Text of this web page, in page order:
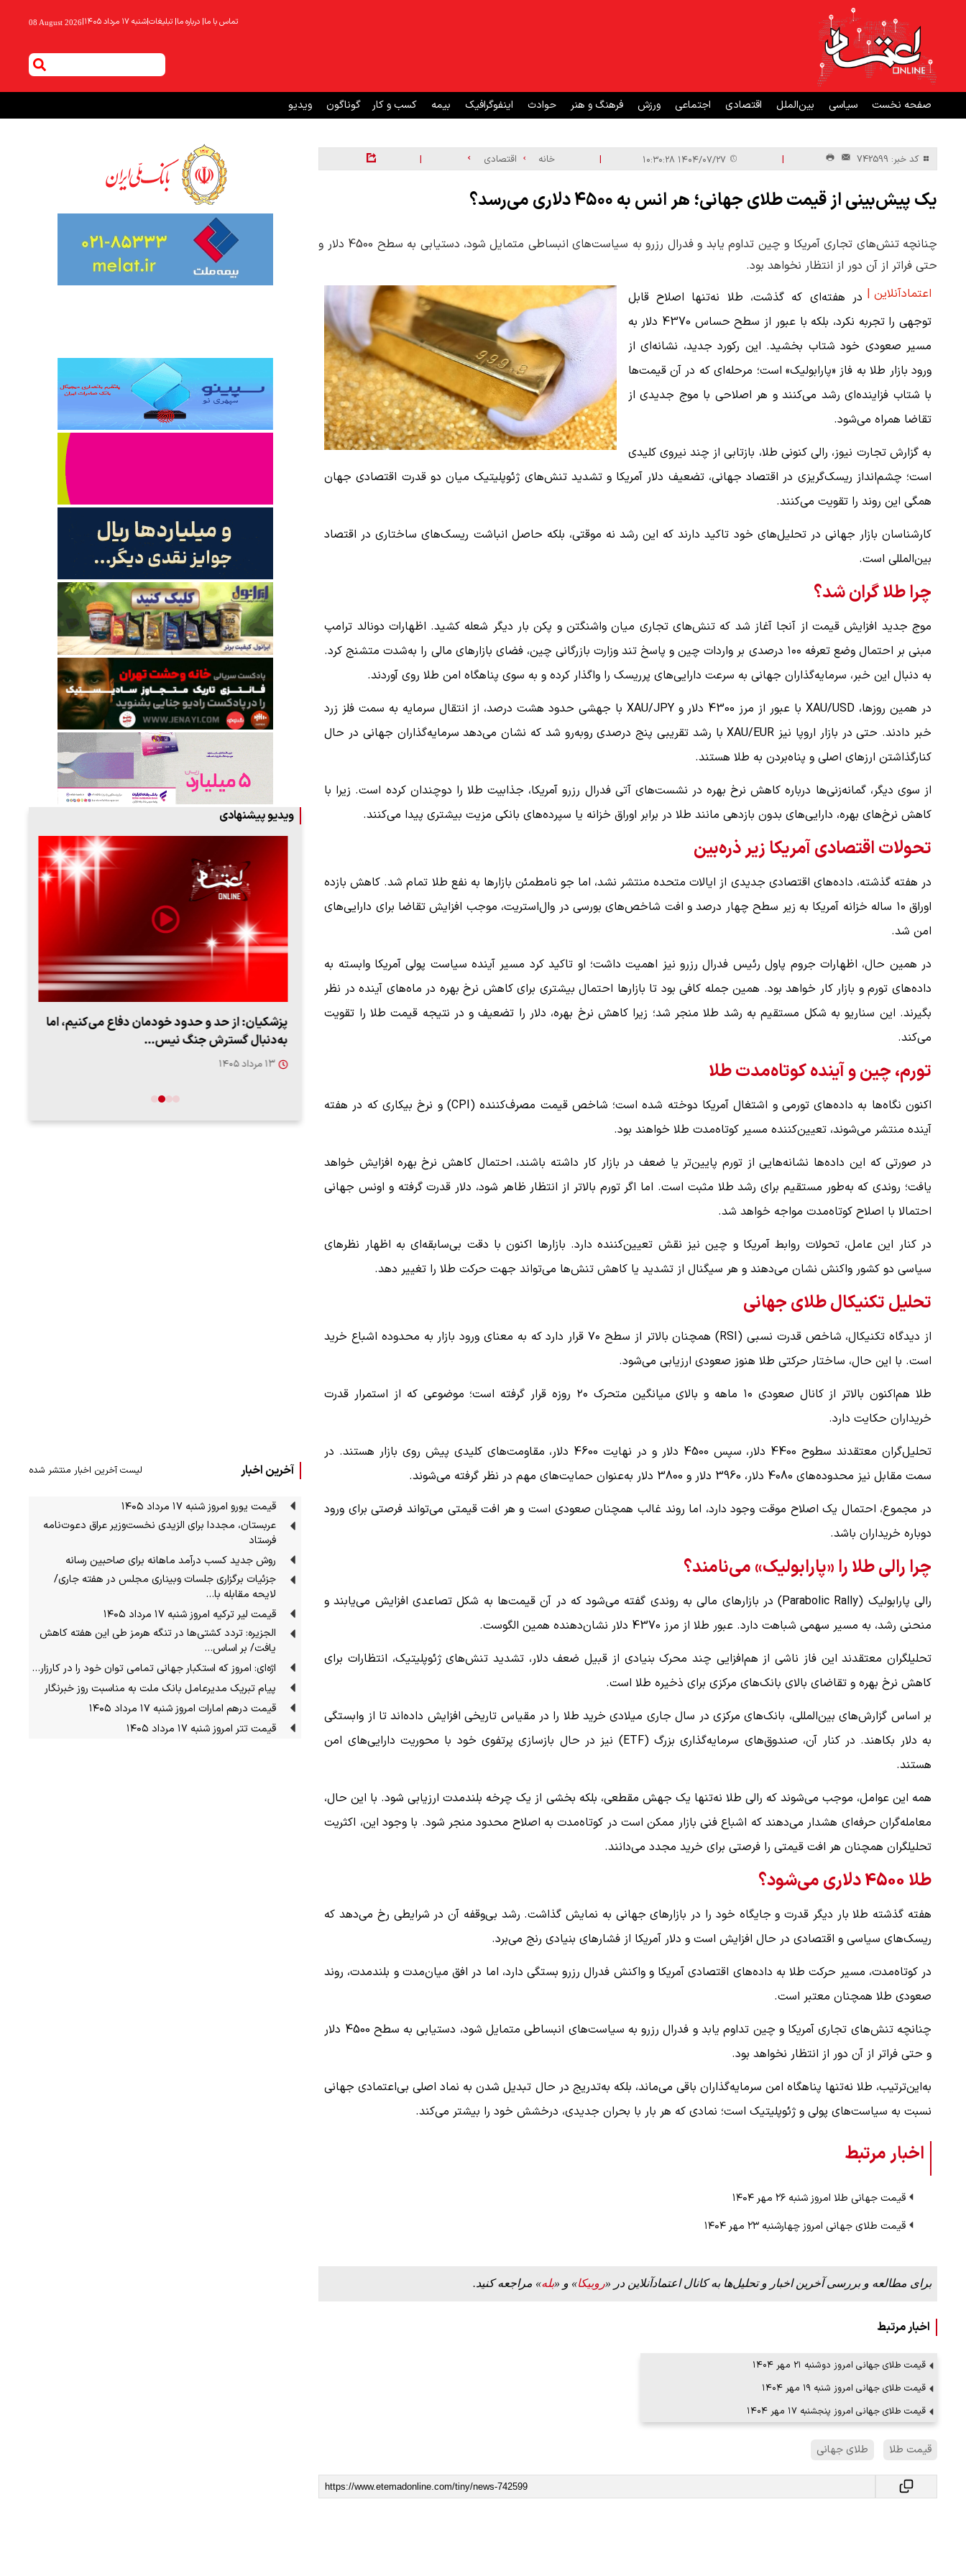
تماس با ما| درباره ما| تبلیغات|شنبه ۱۷ مرداد ۱۴۰۵ |
08 August 2026
صفحه نخست سیاسی بین‌الملل اقتصادی اجتماعی ورزش فرهنگ و هنر حوادث اینفوگرافیک بیمه کسب و کار گوناگون ویدیو
کد خبر: 742599 |
| خانه اقتصادی |
یک پیش‌بینی از قیمت طلای جهانی؛ هر انس به ۴۵۰۰ دلاری می‌رسد؟
چنانچه تنش‌های تجاری آمریکا و چین تداوم یابد و فدرال رزرو به سیاست‌های انبساطی متمایل شود، دستیابی به سطح 4500 دلار و
حتی فراتر از آن دور از انتظار نخواهد بود.
اعتمادآنلاین | در هفته‌ای که گذشت، طلا نه‌تنها اصلاح قابل
توجهی را تجربه نکرد، بلکه با عبور از سطح حساس 4370 دلار به
مسیر صعودی خود شتاب بخشید. این رکورد جدید، نشانه‌ای از
ورود بازار طلا به فاز «پارابولیک» است؛ مرحله‌ای که در آن قیمت‌ها
با شتاب فزاینده‌ای رشد می‌کنند و هر اصلاحی با موج جدیدی از
تقاضا همراه می‌شود.
به گزارش تجارت نیوز، رالی کنونی طلا، بازتابی از چند نیروی کلیدی
است؛ چشم‌انداز ریسک‌گریزی در اقتصاد جهانی، تضعیف دلار آمریکا و تشدید تنش‌های ژئوپلیتیک میان دو قدرت اقتصادی جهان
همگی این روند را تقویت می‌کنند.
کارشناسان بازار جهانی در تحلیل‌های خود تاکید دارند که این رشد نه موقتی، بلکه حاصل انباشت ریسک‌های ساختاری در اقتصاد
بین‌المللی است.
چرا طلا گران شد؟
موج جدید افزایش قیمت از آنجا آغاز شد که تنش‌های تجاری میان واشنگتن و پکن بار دیگر شعله‌ کشید. اظهارات دونالد ترامپ
مبنی بر احتمال وضع تعرفه ۱۰۰ درصدی بر واردات چین و پاسخ تند وزارت بازرگانی چین، فضای بازارهای مالی را به‌شدت متشنج کرد.
به دنبال این خبر، سرمایه‌گذاران جهانی به سرعت دارایی‌های پرریسک را واگذار کرده و به سوی پناهگاه امن طلا روی آوردند.
در همین روزها، XAU/USD با عبور از مرز 4300 دلار و XAU/JPY با جهشی حدود هشت درصد، از انتقال سرمایه به سمت فلز زرد
خبر دادند. حتی در بازار اروپا نیز XAU/EUR با رشد تقریبی پنج درصدی روبه‌رو شد که نشان می‌دهد سرمایه‌گذاران جهانی در حال
کنارگذاشتن ارزهای اصلی و پناه‌بردن به طلا هستند.
از سوی دیگر، گمانه‌زنی‌ها درباره کاهش نرخ بهره در نشست‌های آتی فدرال رزرو آمریکا، جذابیت طلا را دوچندان کرده است. زیرا با
کاهش نرخ‌های بهره، دارایی‌های بدون بازدهی مانند طلا در برابر اوراق خزانه یا سپرده‌های بانکی مزیت بیشتری پیدا می‌کنند.
تحولات اقتصادی آمریکا زیر ذره‌بین
در هفته گذشته، داده‌های اقتصادی جدیدی از ایالات متحده منتشر نشد، اما جو نامطمئن بازارها به نفع طلا تمام شد. کاهش بازده
اوراق ۱۰ ساله خزانه آمریکا به زیر سطح چهار درصد و افت شاخص‌های بورسی در وال‌استریت، موجب افزایش تقاضا برای دارایی‌های
امن شد.
در همین حال، اظهارات جروم پاول رئیس فدرال رزرو نیز اهمیت داشت؛ او تاکید کرد مسیر آینده سیاست پولی آمریکا وابسته به
داده‌های تورم و بازار کار خواهد بود. همین جمله کافی بود تا بازارها احتمال بیشتری برای کاهش نرخ بهره در ماه‌های آینده در نظر
بگیرند. این سناریو به شکل مستقیم به رشد طلا منجر شد؛ زیرا کاهش نرخ بهره، دلار را تضعیف و در نتیجه قیمت طلا را تقویت
می‌کند.
تورم، چین و آینده کوتاه‌مدت طلا
اکنون نگاه‌ها به داده‌های تورمی و اشتغال آمریکا دوخته شده است؛ شاخص قیمت مصرف‌کننده (CPI) و نرخ بیکاری که در هفته
آینده منتشر می‌شوند، تعیین‌کننده مسیر کوتاه‌مدت طلا خواهند بود.
در صورتی که این داده‌ها نشانه‌هایی از تورم پایین‌تر یا ضعف در بازار کار داشته باشند، احتمال کاهش نرخ بهره افزایش خواهد
یافت؛ روندی که به‌طور مستقیم برای رشد طلا مثبت است. اما اگر تورم بالاتر از انتظار ظاهر شود، دلار قدرت گرفته و اونس جهانی
احتمالا با اصلاح کوتاه‌مدت مواجه خواهد شد.
در کنار این عامل، تحولات روابط آمریکا و چین نیز نقش تعیین‌کننده دارد. بازارها اکنون با دقت بی‌سابقه‌ای به اظهار نظرهای
سیاسی دو کشور واکنش نشان می‌دهند و هر سیگنال از تشدید یا کاهش تنش‌ها می‌تواند جهت حرکت طلا را تغییر دهد.
تحلیل تکنیکال طلای جهانی
از دیدگاه تکنیکال، شاخص قدرت نسبی (RSI) همچنان بالاتر از سطح ۷۰ قرار دارد که به معنای ورود بازار به محدوده اشباع خرید
است. با این حال، ساختار حرکتی طلا هنوز صعودی ارزیابی می‌شود.
طلا هم‌اکنون بالاتر از کانال صعودی ۱۰ ماهه و بالای میانگین متحرک ۲۰ روزه قرار گرفته است؛ موضوعی که از استمرار قدرت
خریداران حکایت دارد.
تحلیل‌گران معتقدند سطوح 4400 دلار، سپس 4500 دلار و در نهایت 4600 دلار، مقاومت‌های کلیدی پیش ‌روی بازار هستند. در
سمت مقابل نیز محدوده‌های 4080 دلار، 3960 دلار و 3800 دلار به‌عنوان حمایت‌های مهم در نظر گرفته می‌شوند.
در مجموع، احتمال یک اصلاح موقت وجود دارد، اما روند غالب همچنان صعودی است و هر افت قیمتی می‌تواند فرصتی برای ورود
دوباره خریداران باشد.
چرا رالی طلا را «پارابولیک» می‌نامند؟
رالی پارابولیک (Parabolic Rally) در بازارهای مالی به روندی گفته می‌شود که در آن قیمت‌ها به شکل تصاعدی افزایش می‌یابند و
منحنی رشد، به مسیر سهمی شباهت دارد. عبور طلا از مرز 4370 دلار نشان‌دهنده همین الگوست.
تحلیلگران معتقدند این فاز ناشی از هم‌افزایی چند محرک بنیادی از قبیل ضعف دلار، تشدید تنش‌های ژئوپلیتیک، انتظارات برای
کاهش نرخ بهره و تقاضای بالای بانک‌های مرکزی برای ذخیره طلا است.
بر اساس گزارش‌های بین‌المللی، بانک‌های مرکزی در سال جاری میلادی خرید طلا را در مقیاس تاریخی افزایش داده‌اند تا از وابستگی
به دلار بکاهند. در کنار آن، صندوق‌های سرمایه‌گذاری بزرگ (ETF) نیز در حال بازسازی پرتفوی خود با محوریت دارایی‌های امن
هستند.
همه این عوامل، موجب می‌شوند که رالی طلا نه‌تنها یک جهش مقطعی، بلکه بخشی از یک چرخه بلندمدت ارزیابی شود. با این حال،
معامله‌گران حرفه‌ای هشدار می‌دهند که اشباع فنی بازار ممکن است در کوتاه‌مدت به اصلاح محدود منجر شود. با وجود این، اکثریت
تحلیلگران همچنان هر افت قیمتی را فرصتی برای خرید مجدد می‌دانند.
طلا 4500 دلاری می‌شود؟
هفته گذشته طلا بار دیگر قدرت و جایگاه خود را در بازارهای جهانی به نمایش گذاشت. رشد بی‌وقفه آن در شرایطی رخ می‌دهد که
ریسک‌های سیاسی و اقتصادی در حال افزایش است و دلار آمریکا از فشارهای بنیادی رنج می‌برد.
در کوتاه‌مدت، مسیر حرکت طلا به داده‌های اقتصادی آمریکا و واکنش فدرال رزرو بستگی دارد، اما در افق میان‌مدت و بلندمدت، روند
صعودی طلا همچنان معتبر است.
چنانچه تنش‌های تجاری آمریکا و چین تداوم یابد و فدرال رزرو به سیاست‌های انبساطی متمایل شود، دستیابی به سطح 4500 دلار
و حتی فراتر از آن دور از انتظار نخواهد بود.
به‌این‌ترتیب، طلا نه‌تنها پناهگاه امن سرمایه‌گذاران باقی می‌ماند، بلکه به‌تدریج در حال تبدیل شدن به نماد اصلی بی‌اعتمادی جهانی
نسبت به سیاست‌های پولی و ژئوپلیتیک است؛ نمادی که هر بار با بحران جدیدی، درخشش خود را بیشتر می‌کند.
اخبار مرتبط
قیمت جهانی طلا امروز شنبه ۲۶ مهر ۱۴۰۴
قیمت طلای جهانی امروز چهارشنبه ۲۳ مهر ۱۴۰۴
برای مطالعه و بررسی آخرین اخبار و تحلیل‌ها به کانال اعتمادآنلاین در «روبیکا» و «بله» مراجعه کنید.
اخبار مرتبط
قیمت طلای جهانی امروز دوشنبه ۲۱ مهر ۱۴۰۴
قیمت طلای جهانی امروز شنبه ۱۹ مهر ۱۴۰۴
قیمت طلای جهانی امروز پنجشنبه ۱۷ مهر ۱۴۰۴
قیمت طلا طلای جهانی
ویدیو پیشنهادی
ببینید| لحظه بمباران خیابان فردوسی در جنگ ۴۰
ببینید| ویدئویی جدید از لحظه زلزله ۷.۱ ریشتری
۱۶ مرداد ۱۴۰۵
ببینید| روایت رئیس جمهور از لحظه حمله به بیت
پزشکیان: از حد و حدود خودمان دفاع می‌کنیم، اما
به‌دنبال گسترش جنگ نیس…
۱۳ مرداد ۱۴۰۵
آخرین اخبار لیست آخرین اخبار منتشر شده
قیمت یورو امروز شنبه ۱۷ مرداد ۱۴۰۵
عربستان، مجددا برای الزیدی نخست‌وزیر عراق دعوت‌نامه
فرستاد
روش جدید کسب درآمد ماهانه برای صاحبین رسانه
جزئیات برگزاری جلسات وبیناری مجلس در هفته جاری/
لایحه مقابله با…
قیمت لیر ترکیه امروز شنبه ۱۷ مرداد ۱۴۰۵
الجزیره: تردد کشتی‌ها در تنگه هرمز طی این هفته کاهش
یافت/ بر اساس…
اژه‌ای: امروز که استکبار جهانی تمامی توان خود را در کارزار…
پیام تبریک مدیرعامل بانک ملت به مناسبت روز خبرنگار
قیمت درهم امارات امروز شنبه ۱۷ مرداد ۱۴۰۵
قیمت تتر امروز شنبه ۱۷ مرداد ۱۴۰۵